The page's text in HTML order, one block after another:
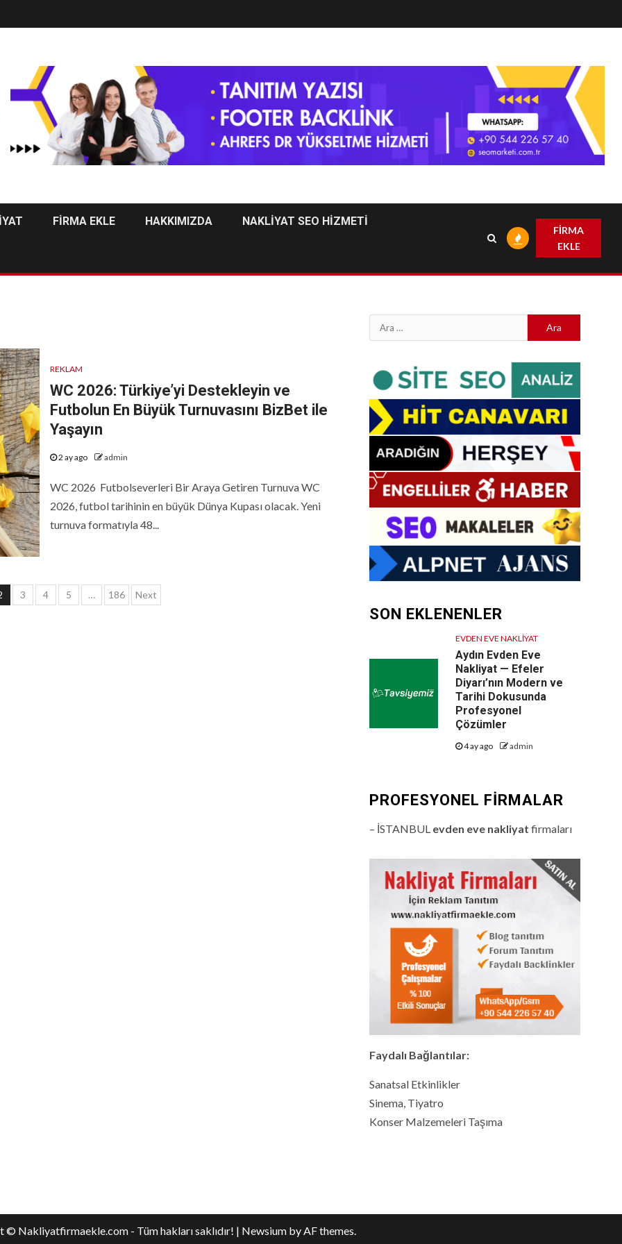
FİRMA EKLE HAKKIMIZDA NAKLİYAT SEO HİZMETİ
FİRMA
EKLE
REKLAM
WC 2026: Türkiye’yi Destekleyin ve
Futbolun En Büyük Turnuvasını BizBet ile
Yaşayın
2 ay ago admin
WC 2026 Futbolseverleri Bir Araya Getiren Turnuva WC
2026, futbol tarihinin en büyük Dünya Kupası olacak. Yeni
turnuva formatıyla 48...
3 4 5 … 186 Next
Arama:
SON EKLENENLER
EVDEN EVE NAKLIYAT
Aydın Evden Eve
Nakliyat — Efeler
Diyarı’nın Modern ve
Tarihi Dokusunda
Profesyonel
Çözümler
4 ay ago admin
PROFESYONEL FIRMALAR
– İSTANBUL evden eve nakliyat firmaları
Faydalı Bağlantılar:
Sanatsal Etkinlikler
Sinema, Tiyatro
Konser Malzemeleri Taşıma
© Nakliyatfirmaekle.com - Tüm hakları saklıdır! | Newsiumby AF themes.